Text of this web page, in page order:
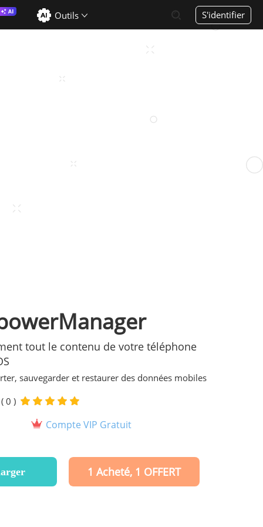
Outils S'identifier
tout le contenu de votre téléphone
sauvegarder et restaurer des données mobiles
0 )
Compte VIP Gratuit
1 Acheté, 1 OFFERT